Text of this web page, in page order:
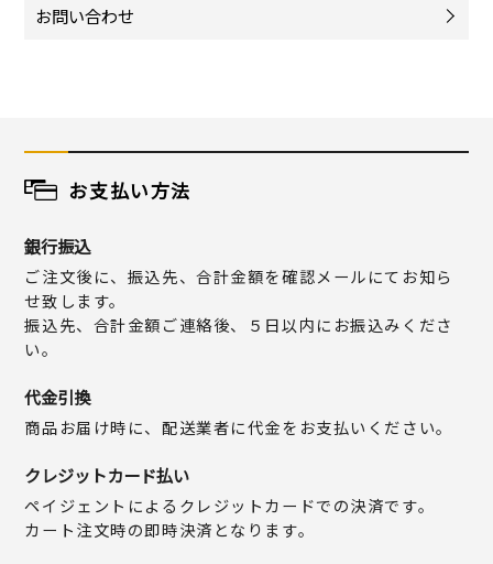
お問い合わせ
お支払い方法
銀行振込
ご注文後に、振込先、合計金額を確認メールにてお知ら
せ致します。
振込先、合計金額ご連絡後、５日以内にお振込みくださ
い。
代金引換
商品お届け時に、配送業者に代金をお支払いください。
クレジットカード払い
ペイジェントによるクレジットカードでの決済です。
カート注文時の即時決済となります。